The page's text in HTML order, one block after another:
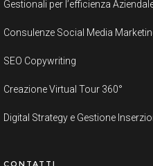
Gestionali per l’efficienza
Consulenze Social Media
SEO Copywriting
Creazione Virtual Tour 360°
Digital Strategy e Gestione
CONTATTI